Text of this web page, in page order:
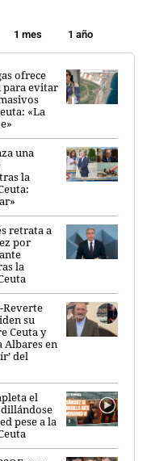
1 mes 1 año
ofrece
para evitar
«La
una
la
retrata a
por
la
Reverte
su
Ceuta y
Albares en
del
el
pese a la